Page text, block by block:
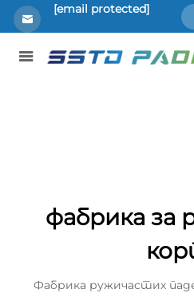
[email protected]
фабрика за
Фабрика ружичастих